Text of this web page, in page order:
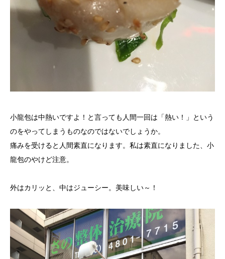
小龍包は中熱いですよ！と言っても人間一回は「熱い！」という
のをやってしまうものなのではないでしょうか。
痛みを受けると人間素直になります。私は素直になりました、小
龍包のやけど注意。
外はカリッと、中はジューシー。美味しい～！